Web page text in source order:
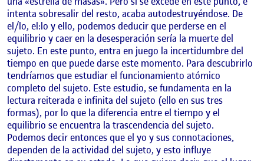
intenta sobresalir del resto, acaba autodestruyéndose. De
el/lo, el:lo y ello, podemos deducir que perderse en el
equilibrio y caer en la desesperación sería la muerte del
sujeto. En este punto, entra en juego la incertidumbre del
tiempo en que puede darse este momento. Para descubrirlo
tendríamos que estudiar el funcionamiento atómico
completo del sujeto. Este estudio, se fundamenta en la
lectura reiterada e infinita del sujeto (ello en sus tres
formas), por lo que la diferencia entre el tiempo y el
equilibrio se encuentra la trascendencia del sujeto.
Podemos decir entonces que el yo y sus connotaciones,
dependen de la actividad del sujeto, y esto influye